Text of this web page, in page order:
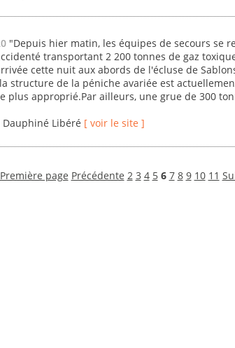
"Depuis hier matin, les équipes de secours se
transportant 2 200 tonnes de gaz
cette nuit aux abords de l'écluse de
structure de la péniche avariée est
plus approprié.Par ailleurs, une grue de 300
Dauphiné Libéré [ voir le site ]
Première page Précédente 2 3 4 5 6 7 8 9 10 11